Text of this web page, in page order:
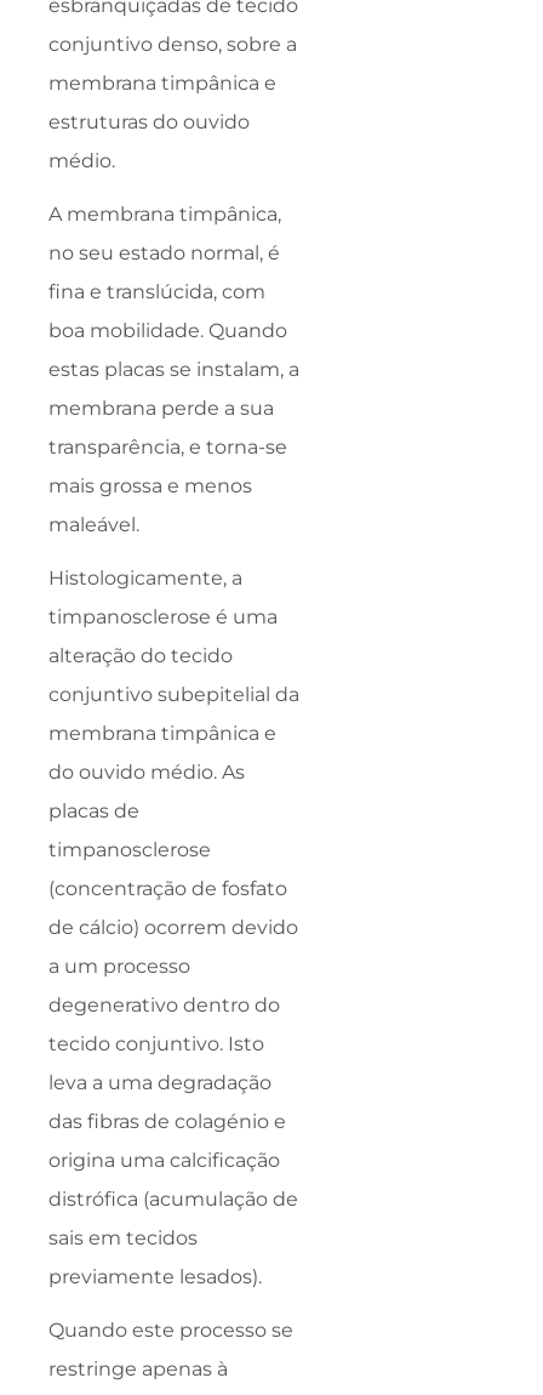
esbranquiçadas de tecido
conjuntivo denso, sobre a
membrana timpânica e
estruturas do ouvido
médio.
A membrana timpânica,
no seu estado normal, é
fina e translúcida, com
boa mobilidade. Quando
estas placas se instalam, a
membrana perde a sua
transparência, e torna-se
mais grossa e menos
maleável.
Histologicamente, a
timpanosclerose é uma
alteração do tecido
conjuntivo subepitelial da
membrana timpânica e
do ouvido médio. As
placas de
timpanosclerose
(concentração de fosfato
de cálcio) ocorrem devido
a um processo
degenerativo dentro do
tecido conjuntivo. Isto
leva a uma degradação
das fibras de colagénio e
origina uma calcificação
distrófica (acumulação de
sais em tecidos
previamente lesados).
Quando este processo se
restringe apenas à